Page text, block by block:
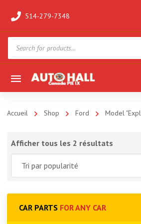
514-279-7348
search
Accueil Shop Ford Model
Afficher tous les 2 résultats
CAR PARTS FOR ANY CAR